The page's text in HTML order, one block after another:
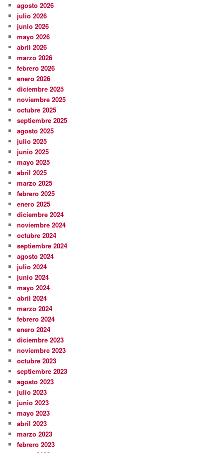
agosto 2026
julio 2026
junio 2026
mayo 2026
abril 2026
marzo 2026
febrero 2026
enero 2026
diciembre 2025
noviembre 2025
octubre 2025
septiembre 2025
agosto 2025
julio 2025
junio 2025
mayo 2025
abril 2025
marzo 2025
febrero 2025
enero 2025
diciembre 2024
noviembre 2024
octubre 2024
septiembre 2024
agosto 2024
julio 2024
junio 2024
mayo 2024
abril 2024
marzo 2024
febrero 2024
enero 2024
diciembre 2023
noviembre 2023
octubre 2023
septiembre 2023
agosto 2023
julio 2023
junio 2023
mayo 2023
abril 2023
marzo 2023
febrero 2023